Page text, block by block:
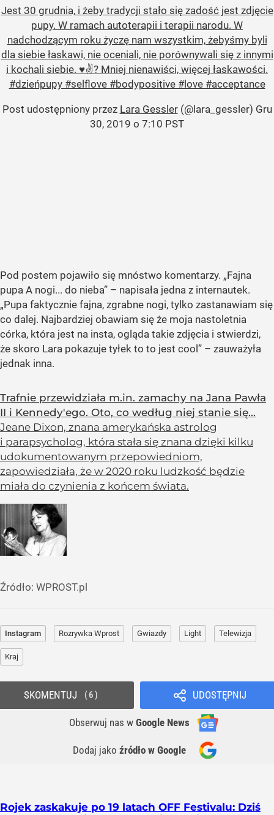
Jest 30 grudnia, i żeby tradycji stało się zadość jest zdjęcie
pupy. W ramach autoterapii i terapii narodu. W
nadchodzącym roku życzę nam wszystkim, żebyśmy byli
dla siebie łaskawi, nie oceniali, nie porównywali się z innymi
i kochali siebie. ♥️✌? Mniej nienawiści, więcej łaskawości.
#dzieńpupy #selflove #bodypositive #love #acceptance
Post udostępniony przez Lara Gessler(@lara_gessler) Gru
30, 2019 o 7:10 PST
Pod postem pojawiło się mnóstwo komentarzy. „Fajna
pupa A nogi... do nieba” – napisała jedna z internautek.
„Pupa faktycznie fajna, zgrabne nogi, tylko zastanawiam się
co dalej. Najbardziej obawiam się że moja nastoletnia
córka, która jest na insta, ogląda takie zdjęcia i stwierdzi,
że skoro Lara pokazuje tyłek to to jest cool” – zauważyła
jednak inna.
Trafnie przewidziała m.in. zamachy na Jana Pawła
II i Kennedy'ego. Oto, co według niej stanie się...
Jeane Dixon, znana amerykańska astrolog
i parapsycholog, która stała się znana dzięki kilku
udokumentowanym przepowiedniom,
zapowiedziała, że w 2020 roku ludzkość będzie
miała do czynienia z końcem świata.
Źródło: WPROST.pl
Instagram Rozrywka Wprost Gwiazdy Light Telewizja
Kraj
UDOSTĘPNIJ
Obserwuj nas w Google News
Dodaj jako źródło w Google
SKOMENTUJ 6
Rojek zaskakuje po 19 latach OFF Festivalu: Dziś